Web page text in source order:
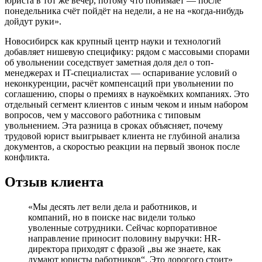
понедельника счёт пойдёт на недели, а не на «когда-нибудь
дойдут руки».
Новосибирск как крупный центр науки и технологий
добавляет нишевую специфику: рядом с массовыми спорами
об увольнении соседствует заметная доля дел о топ-
менеджерах и IT-специалистах — оспаривание условий о
неконкуренции, расчёт компенсаций при увольнении по
соглашению, споры о премиях в наукоёмких компаниях. Это
отдельный сегмент клиентов с иным чеком и иным набором
вопросов, чем у массового работника с типовым
увольнением. Эта разница в сроках объясняет, почему
трудовой юрист выигрывает клиента не глубиной анализа
документов, а скоростью реакции на первый звонок после
конфликта.
Отзыв клиента
«Мы десять лет вели дела и работников, и
компаний, но в поиске нас видели только
уволенные сотрудники. Сейчас корпоративное
направление приносит половину выручки: HR-
директора приходят с фразой „вы же знаете, как
думают юристы работников“. Это дорогого стоит»